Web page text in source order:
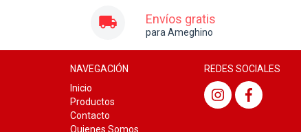
Envíos gratis
para Ameghino
NAVEGACIÓN
Inicio
Productos
Contacto
Quienes Somos
REDES SOCIALES